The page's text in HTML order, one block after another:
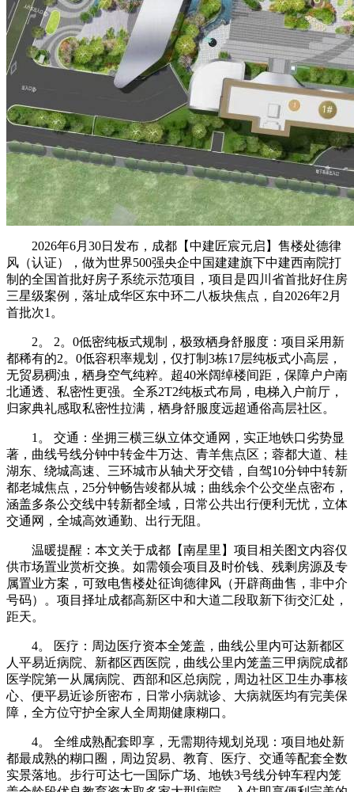
2026年6月30日发布，成都【中建匠宸元启】售楼处德律
风（认证），做为世界500强央企中国建建旗下中建西南院打
制的全国首批好房子系统示范项目，项目是四川省首批好住房
三星级案例，落址成华区东中环二八板块焦点，自2026年2月
首批次1。
2。 2。0低密纯板式规制，极致栖身舒服度：项目采用新
都稀有的2。0低容积率规划，仅打制3栋17层纯板式小高层，
无贸易稠浊，栖身空气纯粹。超40米阔绰楼间距，保障户户南
北通透、私密性更强。全系2T2纯板式布局，电梯入户前厅，
归家典礼感取私密性拉满，栖身舒服度远超通俗高层社区。
1。 交通：坐拥三横三纵立体交通网，实正地铁口劣势显
著，曲线号线分钟中转金牛万达、青羊焦点区；蓉都大道、桂
湖东、绕城高速、三环城市从轴犬牙交错，自驾10分钟中转新
都老城焦点，25分钟畅告竣都从城；曲线余个公交坐点密布，
涵盖多条公交线中转新都全域，日常公共出行便利无忧，立体
交通网，全城高效通勤、出行无阻。
温暖提醒：本文关于成都【南星里】项目相关图文内容仅
供市场置业赏析交换。如需领会项目及时价钱、残剩房源及专
属置业方案，可致电售楼处征询德律风（开辟商曲售，非中介
号码）。项目择址成都高新区中和大道二段取新下街交汇处，
距天。
4。 医疗：周边医疗资本全笼盖，曲线公里内可达新都区
人平易近病院、新都区西医院，曲线公里内笼盖三甲病院成都
医学院第一从属病院、西部和区总病院，周边社区卫生办事核
心、便平易近诊所密布，日常小病就诊、大病就医均有完美保
障，全方位守护全家人全周期健康糊口。
4。 全维成熟配套即享，无需期待规划兑现：项目地处新
都最成熟的糊口圈，周边贸易、教育、医疗、交通等配套全数
实景落地。步行可达七一国际广场、地铁3号线分钟车程内笼